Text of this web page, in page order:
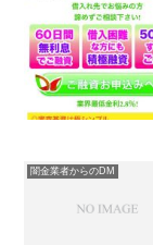
闇金業者からのDM